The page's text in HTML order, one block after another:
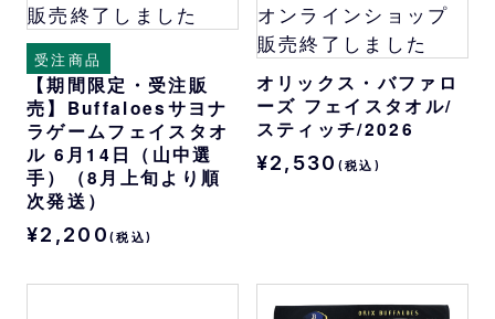
販売終了しました
受注商品
【期間限定・受注販
売】Buffaloesサヨナ
ラゲームフェイスタオ
ル 6月14日（山中選
手）（8月上旬より順
次発送）
¥2,200 (税込)
オンラインショップ
販売終了しました
オリックス・バファロ
ーズ フェイスタオル/
スティッチ/2026
¥2,530 (税込)